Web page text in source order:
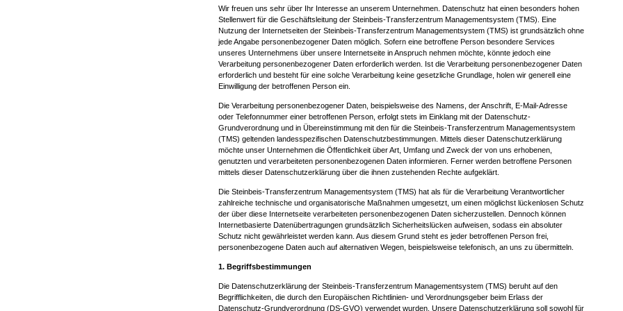
Wir freuen uns sehr über Ihr Interesse an unserem Unternehmen. Datenschutz hat einen besonders hohen
Stellenwert für die Geschäftsleitung der Steinbeis-Transferzentrum Managementsystem (TMS). Eine
Nutzung der Internetseiten der Steinbeis-Transferzentrum Managementsystem (TMS) ist grundsätzlich ohne
jede Angabe personenbezogener Daten möglich. Sofern eine betroffene Person besondere Services
unseres Unternehmens über unsere Internetseite in Anspruch nehmen möchte, könnte jedoch eine
Verarbeitung personenbezogener Daten erforderlich werden. Ist die Verarbeitung personenbezogener Daten
erforderlich und besteht für eine solche Verarbeitung keine gesetzliche Grundlage, holen wir generell eine
Einwilligung der betroffenen Person ein.
Die Verarbeitung personenbezogener Daten, beispielsweise des Namens, der Anschrift, E-Mail-Adresse
oder Telefonnummer einer betroffenen Person, erfolgt stets im Einklang mit der Datenschutz-
Grundverordnung und in Übereinstimmung mit den für die Steinbeis-Transferzentrum Managementsystem
(TMS) geltenden landesspezifischen Datenschutzbestimmungen. Mittels dieser Datenschutzerklärung
möchte unser Unternehmen die Öffentlichkeit über Art, Umfang und Zweck der von uns erhobenen,
genutzten und verarbeiteten personenbezogenen Daten informieren. Ferner werden betroffene Personen
mittels dieser Datenschutzerklärung über die ihnen zustehenden Rechte aufgeklärt.
Die Steinbeis-Transferzentrum Managementsystem (TMS) hat als für die Verarbeitung Verantwortlicher
zahlreiche technische und organisatorische Maßnahmen umgesetzt, um einen möglichst lückenlosen Schutz
der über diese Internetseite verarbeiteten personenbezogenen Daten sicherzustellen. Dennoch können
Internetbasierte Datenübertragungen grundsätzlich Sicherheitslücken aufweisen, sodass ein absoluter
Schutz nicht gewährleistet werden kann. Aus diesem Grund steht es jeder betroffenen Person frei,
personenbezogene Daten auch auf alternativen Wegen, beispielsweise telefonisch, an uns zu übermitteln.
1. Begriffsbestimmungen
Die Datenschutzerklärung der Steinbeis-Transferzentrum Managementsystem (TMS) beruht auf den
Begrifflichkeiten, die durch den Europäischen Richtlinien- und Verordnungsgeber beim Erlass der
Datenschutz-Grundverordnung (DS-GVO) verwendet wurden. Unsere Datenschutzerklärung soll sowohl für